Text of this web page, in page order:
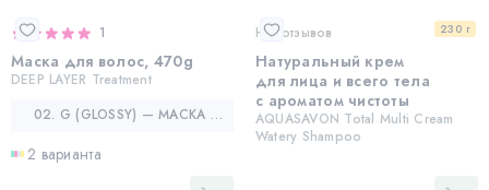
1
Маска для волос, 470g
DEEP LAYER Treatment
02. G (GLOSSY) — МАСКА ДЛЯ ДЛЯ БЛЕСКА И ГЛАДКОСТИ ВОЛОС
2 варианта
230 г
Нет отзывов
Натуральный крем
для лица и всего тела
с ароматом чистоты
AQUASAVON Total Multi Cream
Watery Shampoo